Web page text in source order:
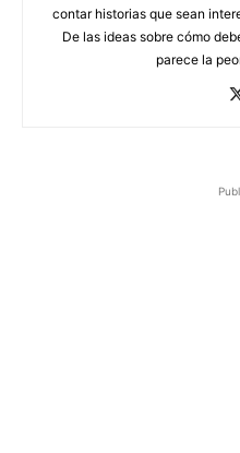
contar historias que sean
De las ideas sobre cómo
parece la